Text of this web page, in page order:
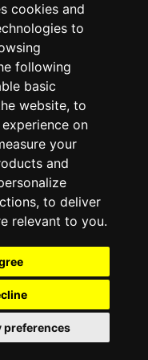
cookies and
to
following
basic
website, to
on
your
and
, to deliver
relevant to you.
preferences
НОВОСТЕЙ
|
Policy|Whistleblowing